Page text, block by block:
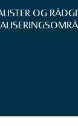
OG